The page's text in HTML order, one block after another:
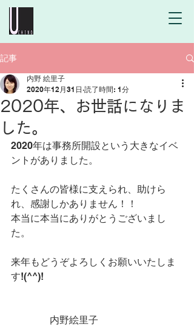
記事
2020年、お世話になりま
した。
内野 絵里子
2020年12月31日 読了時間: 1分
2020年は事務所開設という大きなイベ
ントがありました。
たくさんの皆様に支えられ、助けら
れ、感謝しかありません！！
本当に本当にありがとうございまし
た。
来年もどうぞよろしくお願いいたしま
す!(^^)!
内野絵里子